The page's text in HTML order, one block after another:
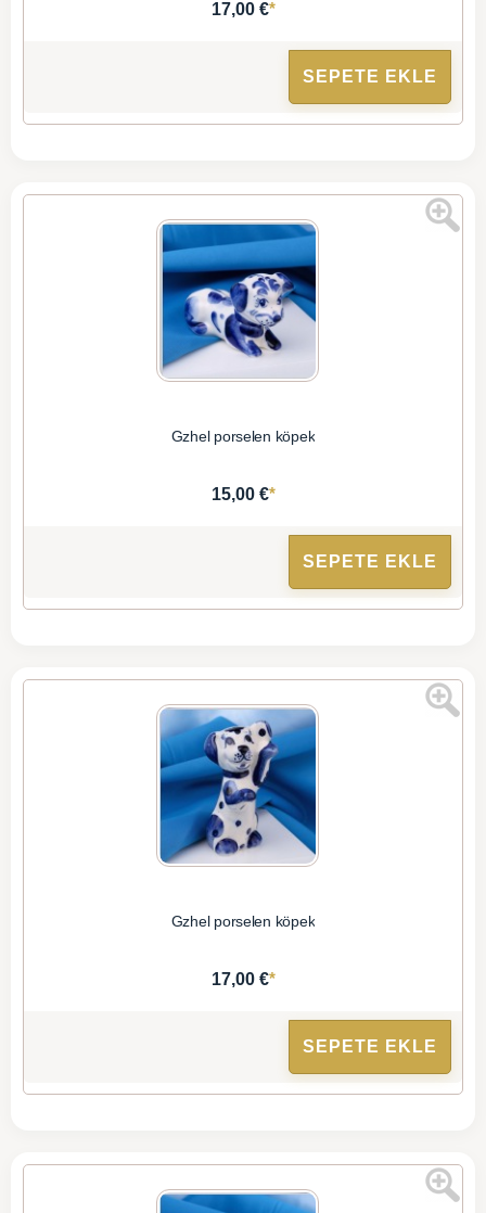
17,00 €*
SEPETE EKLE
Gzhel porselen köpek
15,00 €*
SEPETE EKLE
Gzhel porselen köpek
17,00 €*
SEPETE EKLE